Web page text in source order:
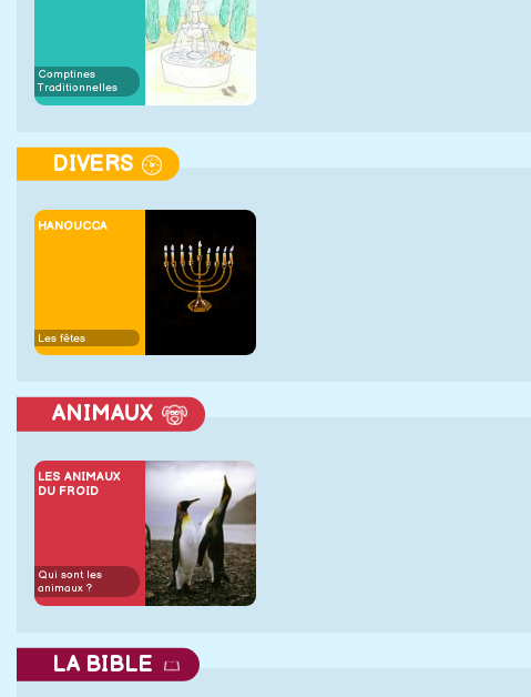
Comptines
Traditionnelles
DIVERS
HANOUCCA
Les fêtes
ANIMAUX
LES ANIMAUX
DU FROID
Qui sont les
animaux ?
LA BIBLE